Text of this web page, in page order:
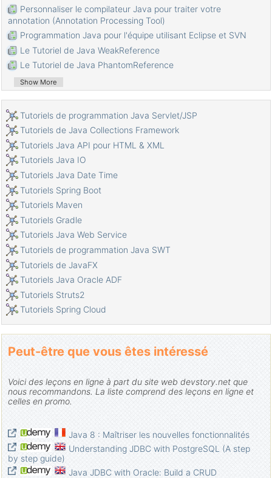
Personnaliser le compilateur Java pour traiter votre
annotation (Annotation Processing Tool)
Programmation Java pour l'équipe utilisant Eclipse et SVN
Le Tutoriel de Java WeakReference
Le Tutoriel de Java PhantomReference
Tutoriel sur la compression et la décompression Java
Méthodes Java String.format() et printf()
Syntaxe et nouvelles fonctionnalités de Java 8
Expression régulière en Java
Tutoriel de programmation Java multithreading
Bibliothèques de pilotes JDBC pour différents types de bases
de données en Java
Tutoriel Java JDBC
Obtenir des valeurs de colonne automatiquement
incrémentées lors de l'insertion d'un enregistrement à l'aide de
JDBC
Le Tutoriel de Java Stream
Le Tutoriel de Java Functional Interface
Introduction à Raspberry Pi
Le Tutoriel de Java Predicate
Classe abstraite et interface en Java
Modificateurs d'accès en Java
Le Tutoriel de Java Annotation
Le Tutoriel de Java String, StringBuffer et StringBuilder
Tutoriel de gestion des exceptions Java
Manipulation de fichiers et de répertoires en Java
Le Tutoriel de Java BiPredicate
Le Tutoriel de Java Consumer
Le Tutoriel de Java BiConsumer
Show More
Tutoriels de programmation Java Servlet/JSP
Tutoriels de Java Collections Framework
Tutoriels Java API pour HTML & XML
Tutoriels Java IO
Tutoriels Java Date Time
Tutoriels Spring Boot
Tutoriels Maven
Tutoriels Gradle
Tutoriels Java Web Service
Tutoriels de programmation Java SWT
Tutoriels de JavaFX
Tutoriels Java Oracle ADF
Tutoriels Struts2
Tutoriels Spring Cloud
Peut-être que vous êtes intéressé
Voici des leçons en ligne à part du site web devstory.net que
nous recommandons. La liste comprend des leçons en ligne et
celles en promo.
Java 8 : Maîtriser les nouvelles fonctionnalités
Understanding JDBC with PostgreSQL (A step
by step guide)
Java JDBC with Oracle: Build a CRUD